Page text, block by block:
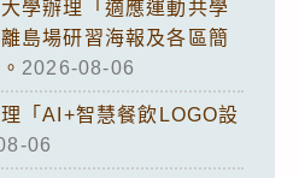
學辦理「適應運動共學
島場研習海報及各區簡
2026-08-06
「AI+智慧餐飲LOGO設
06